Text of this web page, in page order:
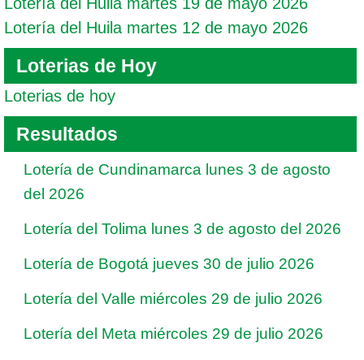
Lotería del Huila martes 12 de mayo 2026
Loterias de Hoy
Loterias de hoy
Resultados
Lotería de Cundinamarca lunes 3 de agosto
del 2026
Lotería del Tolima lunes 3 de agosto del 2026
Lotería de Bogotá jueves 30 de julio 2026
Lotería del Valle miércoles 29 de julio 2026
Lotería del Meta miércoles 29 de julio 2026